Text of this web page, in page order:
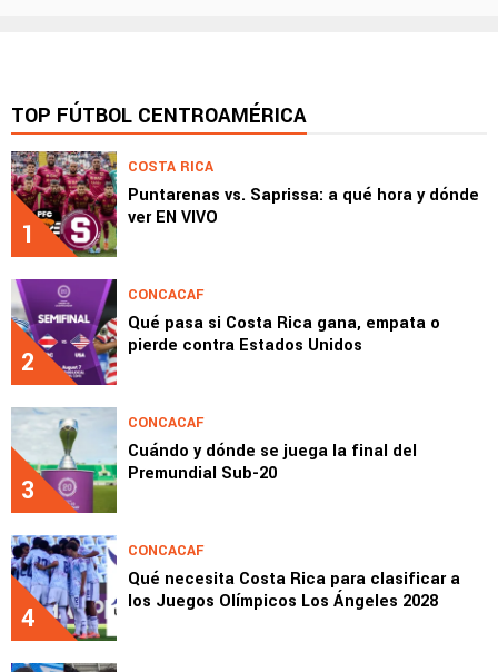
TOP FÚTBOL CENTROAMÉRICA
1
COSTA RICA
Puntarenas vs. Saprissa: a qué hora y dónde
ver EN VIVO
2
CONCACAF
Qué pasa si Costa Rica gana, empata o
pierde contra Estados Unidos
3
CONCACAF
Cuándo y dónde se juega la final del
Premundial Sub-20
4
CONCACAF
Qué necesita Costa Rica para clasificar a
los Juegos Olímpicos Los Ángeles 2028